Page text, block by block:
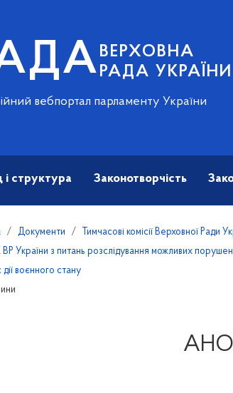
ВЕРХОВНА
РАДА УКРАЇНИ
вебпортал парламенту України
і структура Законотворчість
Документи
Тимчасові комісії Верховної Ради
ВР України з питань розслідування можливих
дії воєнного стану